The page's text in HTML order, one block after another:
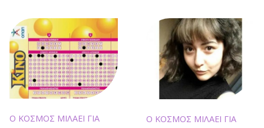
Ο ΚΟΣΜΟΣ ΜΙΛΑΕΙ ΓΙΑ Ο ΚΟΣΜΟΣ ΜΙΛΑΕΙ ΓΙΑ